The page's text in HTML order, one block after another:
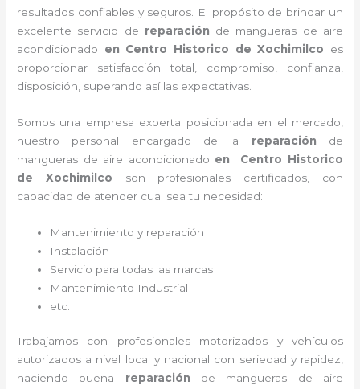
resultados confiables y seguros. El propósito de brindar un
excelente servicio de reparación de mangueras de aire
acondicionado en Centro Historico de Xochimilco
es
proporcionar satisfacción total, compromiso, confianza,
disposición, superando así las expectativas.
Somos una empresa experta posicionada en el mercado,
nuestro personal encargado de la reparación de
mangueras de aire acondicionado en Centro Historico
de Xochimilco
son profesionales certificados, con
capacidad de atender cual sea tu necesidad:
Mantenimiento y reparación
Instalación
Servicio para todas las marcas
Mantenimiento Industrial
etc.
Trabajamos con profesionales motorizados y vehículos
autorizados a nivel local y nacional con seriedad y rapidez,
haciendo buena reparación de mangueras de
aire